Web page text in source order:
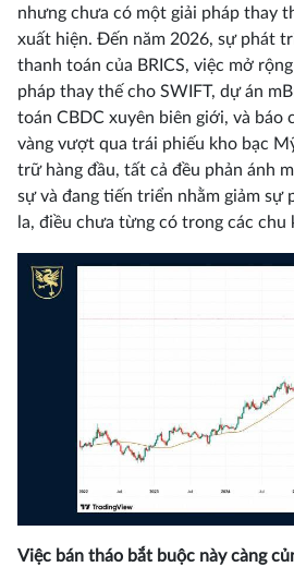
nhưng chưa có một giải pháp thay
xuất hiện. Đến năm 2026, sự phát
thanh toán của BRICS, việc mở
pháp thay thế cho SWIFT, dự án
toán CBDC xuyên biên giới, và báo
vàng vượt qua trái phiếu kho bạc
trữ hàng đầu, tất cả đều phản ánh
sự và đang tiến triển nhằm giảm sự
la, điều chưa từng có trong các
Việc bán tháo bắt buộc này càng